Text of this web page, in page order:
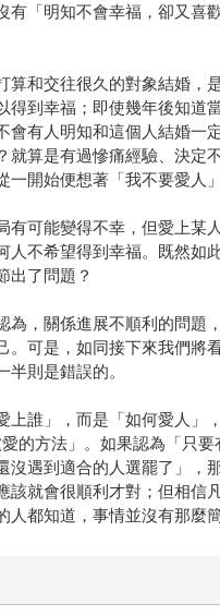
有「明知不會幸福，卻又喜
算和交往很久的對象結婚，
得到幸福；即使幾年後知道
會有人明知和這個人結婚一
就算是有過慘痛經驗、決定
一開始便想著「我不要愛人
有可能變得不幸，但愛上某
人不希望得到幸福。既然如
出了問題？
為，關係進展不順利的問題
。可是，如同接下來我們將
半則是錯誤的。
上誰」，而是「如何愛人」
的方法」。如果認為「只要
沒遇到適合的人選罷了」，
該就會很順利才對；但相信
人都知道，事情並沒有那麼簡